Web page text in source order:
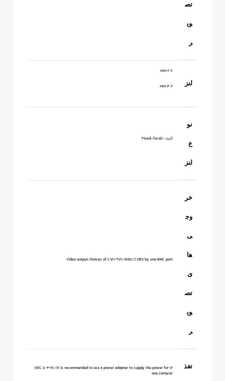
تص
وی
ر
لنز
2.8 mm
3.6 mm
نو
ع
لنز
ثابت /Fixed-focal
خر
وج
ی
ها
ی
تص
وی
ر
Video output choices of CVI/TVI/AHD/CVBS by one BNC port
تغذ
12 VDC ± 30% (It is recommended to use a power adapter to supply the power for
one camera)